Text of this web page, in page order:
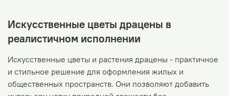
Искусственные цветы драцены в
реалистичном исполнении
Искусственные цветы и растения драцены - практичное
и стильное решение для оформления жилых и
общественных пространств. Они позволяют добавить